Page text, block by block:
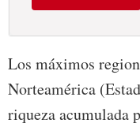
Los máximos
Norteamérica
riqueza acumulada